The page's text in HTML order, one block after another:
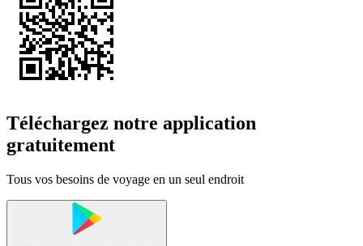
Téléchargez notre application
gratuitement
Tous vos besoins de voyage en un seul endroit